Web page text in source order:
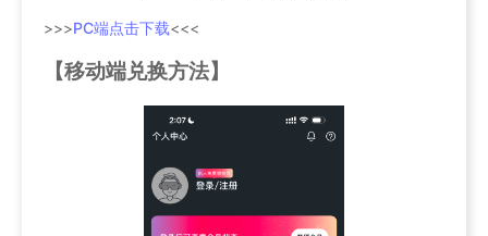
>>>PC端点击下载<<<
【移动端兑换方法】